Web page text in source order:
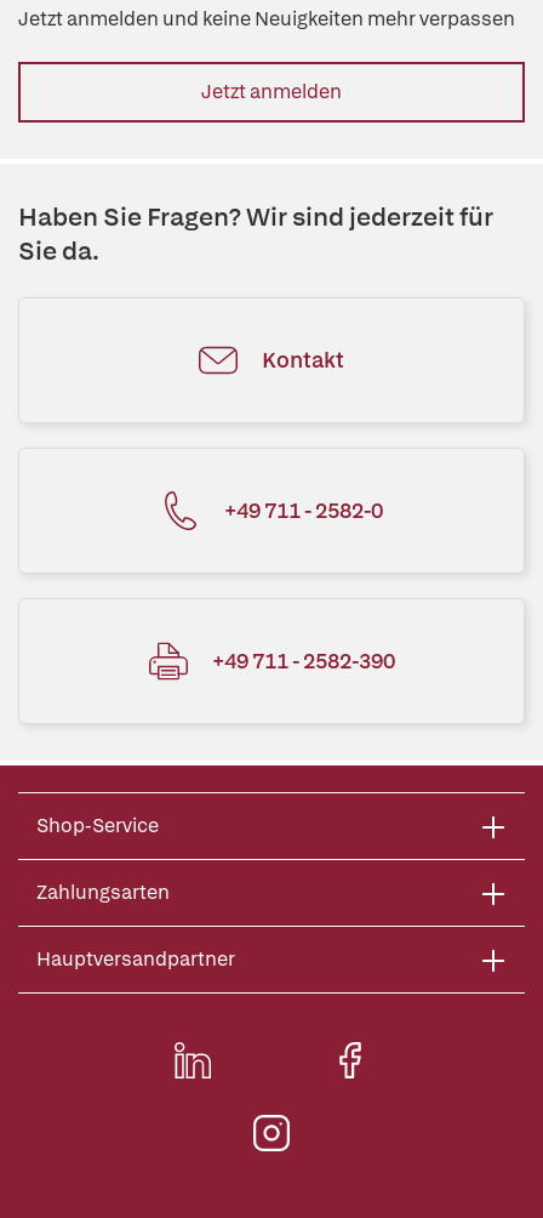
Jetzt anmelden und keine Neuigkeiten mehr verpassen
Jetzt anmelden
Haben Sie Fragen? Wir sind jederzeit für
Sie da.
Kontakt
+49 711 - 2582-0
+49 711 - 2582-390
Shop-Service
Zahlungsarten
Hauptversandpartner